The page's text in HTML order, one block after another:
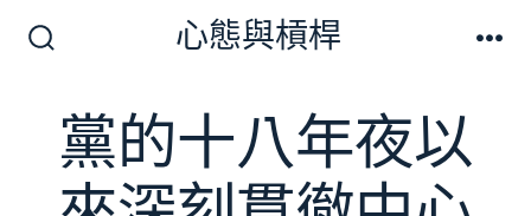
切
換
開
關
心態與槓桿
黨的十八年夜以